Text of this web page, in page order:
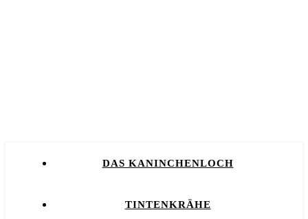
DAS KANINCHENLOCH
TINTENKRÄHE